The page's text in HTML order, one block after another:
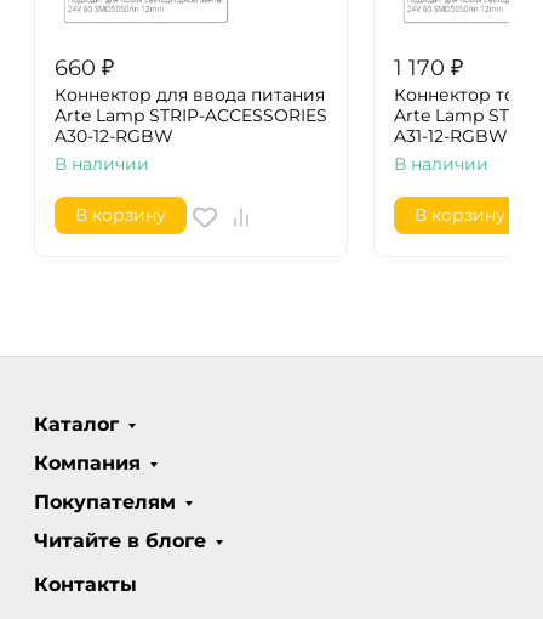
660 ₽
Коннектор для ввода питания
Arte Lamp STRIP-ACCESSORIES
A30-12-RGBW
В наличии
В корзину
1 170 ₽
Коннектор
Arte Lamp
A31-12-RGBW
В наличии
В корзину
Каталог
Компания
Покупателям
Читайте в блоге
Контакты